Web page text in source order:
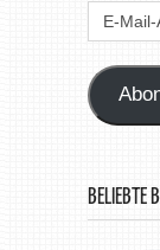
BELIEBTE